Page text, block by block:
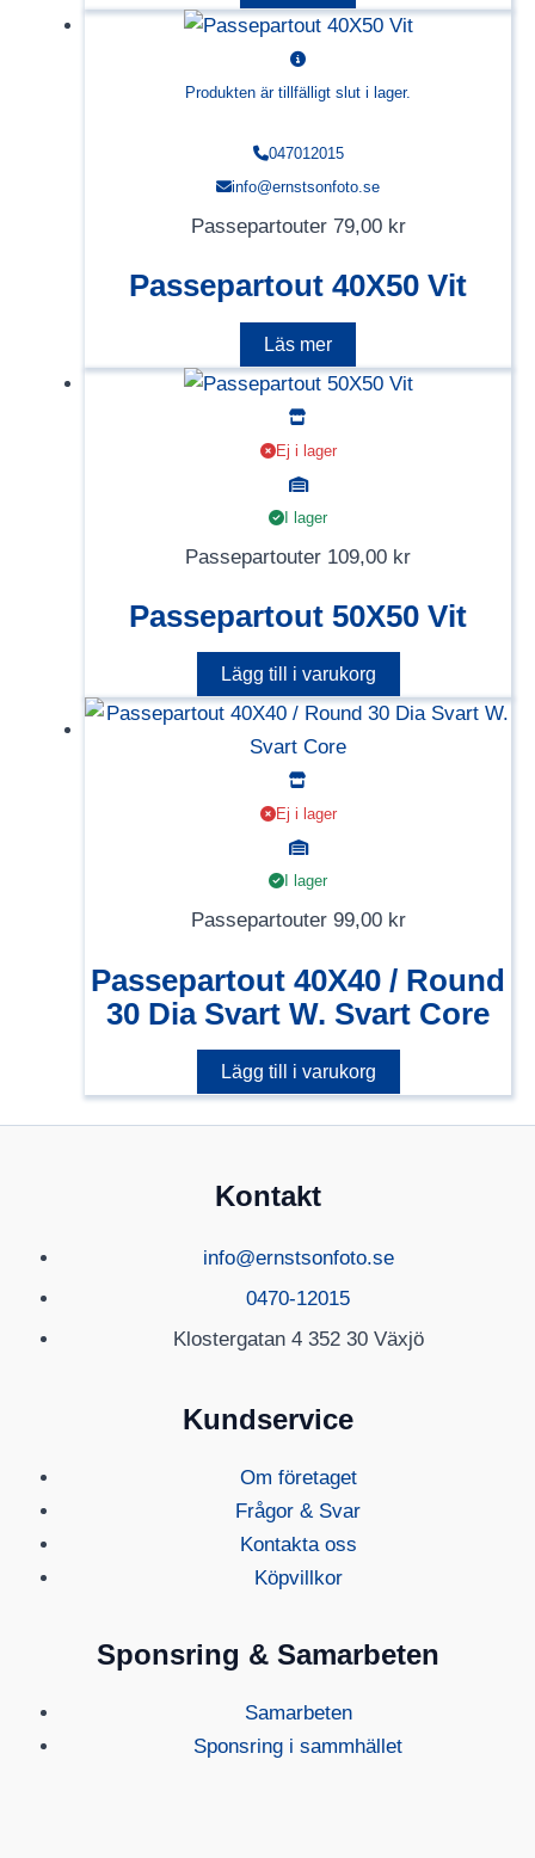
Produkten är tillfälligt slut i lager.
047012015
info@ernstsonfoto.se
Passepartouter 79,00 kr
Passepartout 40X50 Vit
Läs mer
Ej i lager
I lager
Passepartouter 109,00 kr
Passepartout 50X50 Vit
Lägg till i varukorg
Ej i lager
I lager
Passepartouter 99,00 kr
Passepartout 40X40 / Round
30 Dia Svart W. Svart Core
Lägg till i varukorg
Kontakt
info@ernstsonfoto.se
0470-12015
Klostergatan 4 352 30 Växjö
Kundservice
Om företaget
Frågor & Svar
Kontakta oss
Köpvillkor
Sponsring & Samarbeten
Samarbeten
Sponsring i sammhället